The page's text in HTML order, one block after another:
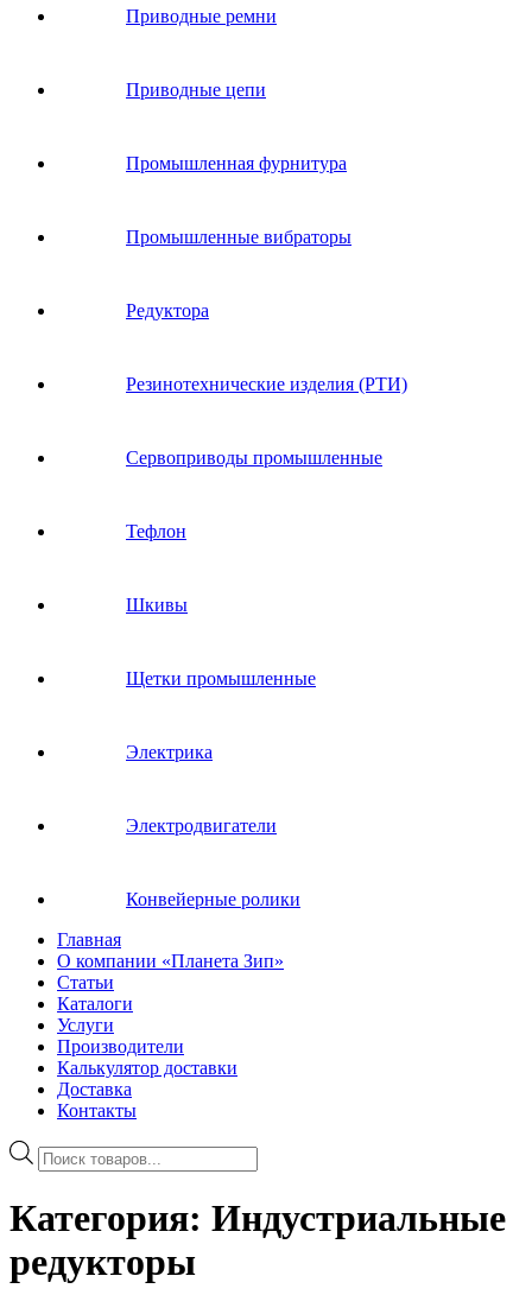
Приводные ремни
Приводные цепи
Промышленная фурнитура
Промышленные вибраторы
Редуктора
Резинотехнические изделия (РТИ)
Сервоприводы промышленные
Тефлон
Шкивы
Щетки промышленные
Электрика
Электродвигатели
Конвейерные ролики
Главная
О компании «Планета Зип»
Статьи
Каталоги
Услуги
Производители
Калькулятор доставки
Доставка
Контакты
Поиск
товаров
Категория: Индустриальные
редукторы